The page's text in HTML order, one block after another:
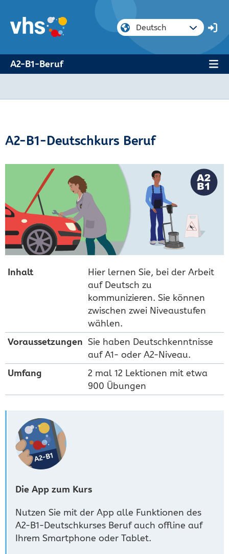
A2-B1-Beruf
A2-B1-Deutschkurs Beruf
Inhalt
Hier lernen Sie, bei der Arbeit
auf Deutsch zu
kommunizieren. Sie können
zwischen zwei Niveaustufen
wählen.
Voraus­setzungen Sie haben Deutschkenntnisse
auf A1- oder A2-Niveau.
Umfang
2 mal 12 Lektionen mit etwa
900 Übungen
Die App zum Kurs
Nutzen Sie mit der App alle Funktionen des
A2-B1-Deutschkurses Beruf auch offline auf
Ihrem Smartphone oder Tablet.